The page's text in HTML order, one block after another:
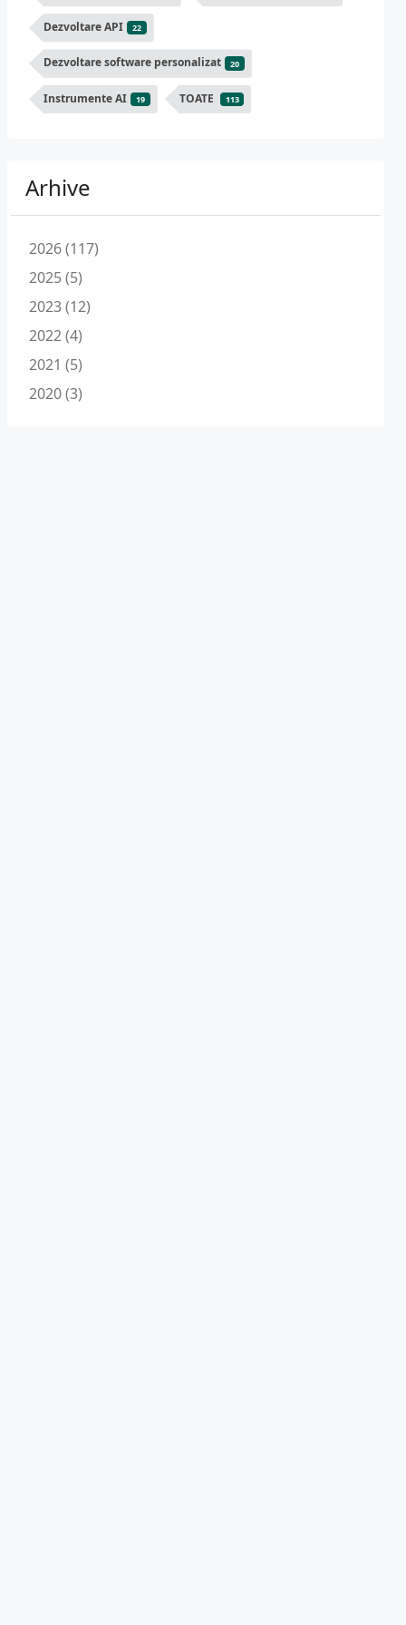
Dezvoltare API 22
Dezvoltare software personalizat 20
Instrumente AI 19 TOATE 113
Arhive
2026 (117)
2025 (5)
2023 (12)
2022 (4)
2021 (5)
2020 (3)